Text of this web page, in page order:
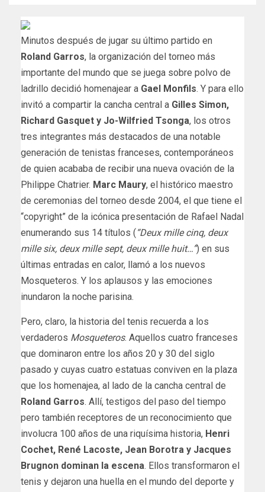
Minutos después de jugar su último partido en
Roland Garros, la organización del torneo más
importante del mundo que se juega sobre polvo de
ladrillo decidió homenajear a Gael Monfils. Y para ello
invitó a compartir la cancha central a Gilles Simon,
Richard Gasquet y Jo-Wilfried Tsonga, los otros
tres integrantes más destacados de una notable
generación de tenistas franceses, contemporáneos
de quien acababa de recibir una nueva ovación de la
Philippe Chatrier. Marc Maury, el histórico maestro
de ceremonias del torneo desde 2004, el que tiene el
“copyright” de la icónica presentación de Rafael Nadal
enumerando sus 14 títulos (“Deux mille cinq, deux
mille six, deux mille sept, deux mille huit…”) en sus
últimas entradas en calor, llamó a los nuevos
Mosqueteros. Y los aplausos y las emociones
inundaron la noche parisina.
Pero, claro, la historia del tenis recuerda a los
verdaderos Mosqueteros. Aquellos cuatro franceses
que dominaron entre los años 20 y 30 del siglo
pasado y cuyas cuatro estatuas conviven en la plaza
que los homenajea, al lado de la cancha central de
Roland Garros. Allí, testigos del paso del tiempo
pero también receptores de un reconocimiento que
involucra 100 años de una riquísima historia, Henri
Cochet, René Lacoste, Jean Borotra y Jacques
Brugnon dominan la escena. Ellos transformaron el
tenis y dejaron una huella en el mundo del deporte y